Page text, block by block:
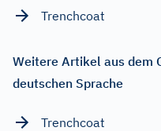
Trenchcoat
Weitere Artikel aus dem
deutschen Sprache
Trenchcoat